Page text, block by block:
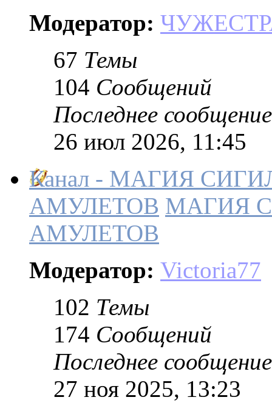
Модератор:
67 Темы
104 Сообщений
Последнее сообщение
26 июл 2026, 11:45
Канал - МАГИЯ
АМУЛЕТОВ МАГИЯ
АМУЛЕТОВ
Модератор: Victoria77
102 Темы
174 Сообщений
Последнее сообщение
27 ноя 2025, 13:23